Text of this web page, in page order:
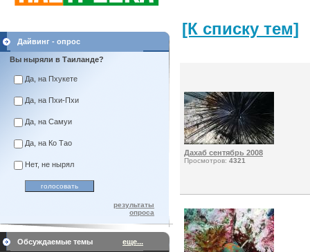
Дайвинг - опрос
Вы ныряли в Таиланде?
Да, на Пхукете
Да, на Пхи-Пхи
Да, на Самуи
Да, на Ко Тао
Нет, не нырял
результаты
опроса
Обсуждаемые темы
еще...
[К списку тем]
Дахаб сентябрь 2008
Просмотров: 4321